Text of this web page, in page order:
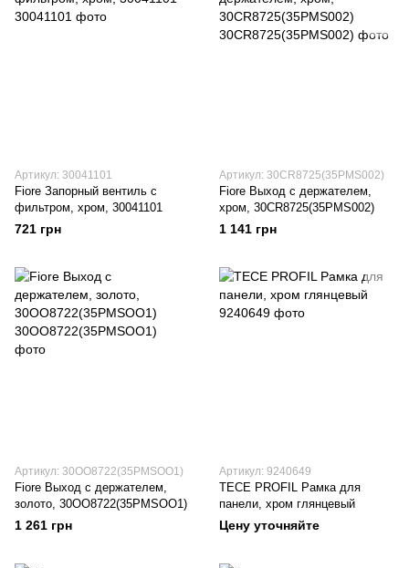
Артикул: 30041101
Fiore Запорный вентиль с
фильтром, хром, 30041101
721 грн
Артикул: 30CR8725(35PMS002)
Fiore Выход с держателем,
хром, 30CR8725(35PMS002)
1 141 грн
Артикул: 30OO8722(35PMSOO1)
Fiore Выход с держателем,
золото, 30OO8722(35PMSOO1)
1 261 грн
Артикул: 9240649
TECE PROFIL Рамка для
панели, хром глянцевый
Цену уточняйте